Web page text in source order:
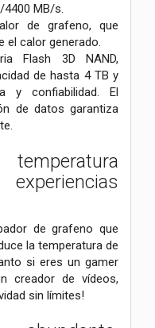
MB/s.
de grafeno, que
el calor generado.
Flash 3D NAND,
de hasta 4 TB y
y confiabilidad. El
de datos garantiza
de grafeno que
la temperatura de
si eres un gamer
creador de vídeos,
sin límites!